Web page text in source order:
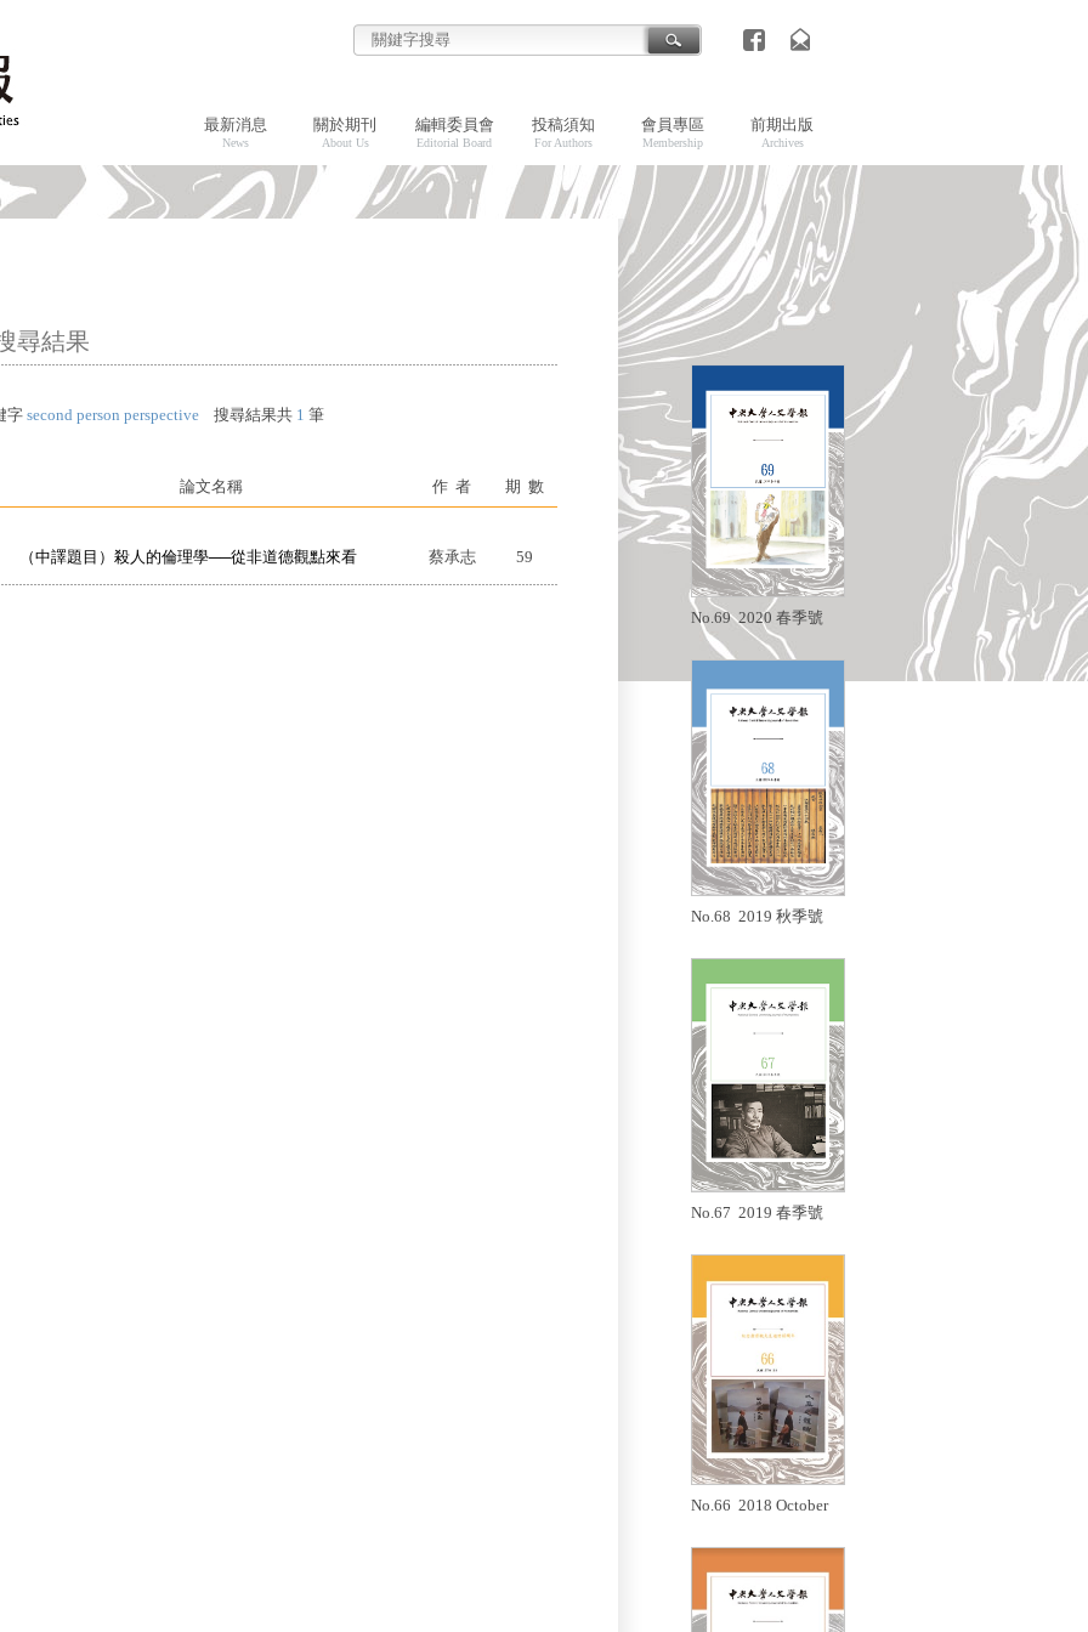
最新消息
News
關於期刊
About Us
編輯委員會
Editorial Board
投稿須知
For Authors
會員專區
Membership
前期出版
Archives
尋結果
字 second person perspective 搜尋結果共 1 筆
論文名稱 作 者 期 數
（中譯題目）殺人的倫理學──從非道德觀點來看 蔡承志 59
No.69 2020 春季號
No.68 2019 秋季號
No.67 2019 春季號
No.66 2018 October